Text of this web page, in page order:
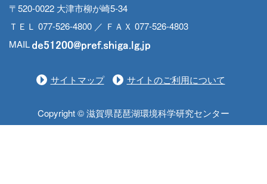
〒520-0022 大津市柳が崎5-34
ＴＥＬ 077-526-4800 ／ ＦＡＸ 077-526-4803
MAIL
サイトマップ サイトのご利用について
Copyright © 滋賀県琵琶湖環境科学研究センター